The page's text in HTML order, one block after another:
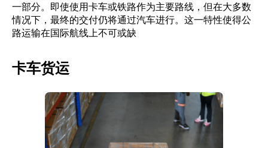
一部分。即使使用卡车或铁路作为主要路线，但在大多数
情况下，最终的交付仍将通过汽车进行。这一特性使得公
路运输在国际航线上不可或缺
卡车货运